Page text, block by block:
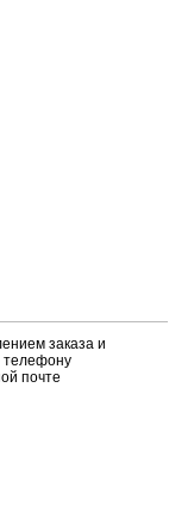
заказа и
телефону
почте